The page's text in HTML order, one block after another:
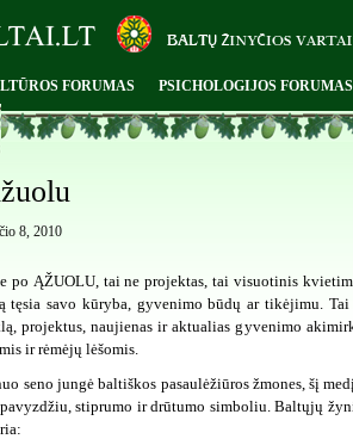
FORUMAS PSICHOLOGIJOS FORUMAS
8, 2010
po ĄŽUOLU, tai ne projektas, tai visuotinis
tęsia savo kūryba, gyvenimo būdų ar tikėjimu.
projektus, naujienas ir aktualias gyvenimo
ir rėmėjų lėšomis.
seno jungė baltiškos pasaulėžiūros žmones, šį
stiprumo ir drūtumo simboliu. Baltųjų